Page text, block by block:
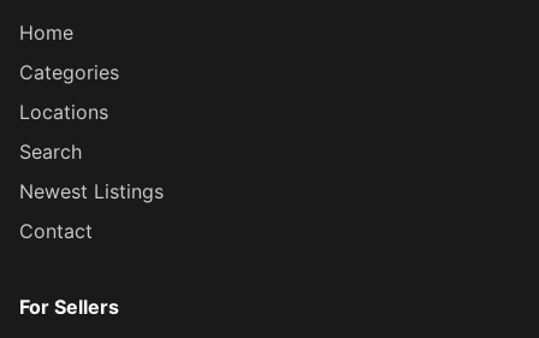
Home
Categories
Locations
Search
Newest Listings
Contact
For Sellers